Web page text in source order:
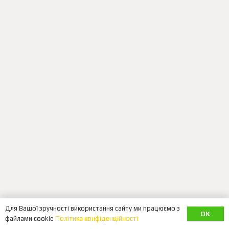
Для Вашої зручності використання сайту ми працюємо з
файлами cookie Політика конфіденційності
OK